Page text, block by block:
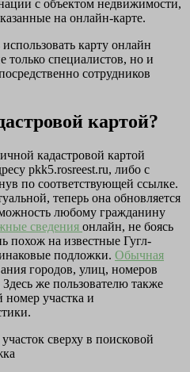
с объектом недвижимости,
на онлайн-карте.
карту онлайн
только специалистов, но и
сотрудников
картой?
кадастровой картой
pkk5.rosreest.ru, либо с
по соответствующей ссылке.
теперь она обновляется
любому гражданину
сведения онлайн, не боясь
похож на известные Гугл-
подложки. Обычная
городов, улиц, номеров
же пользователю также
номер участка и
сверху в поисковой